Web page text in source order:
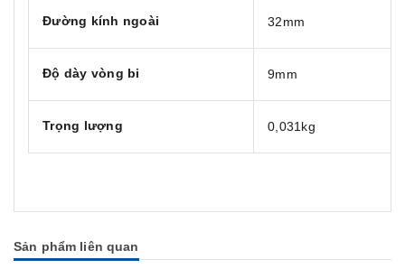
Đường kính ngoài 32mm
Độ dày vòng bi 9mm
Trọng lượng 0,031kg
Sản phẩm liên quan